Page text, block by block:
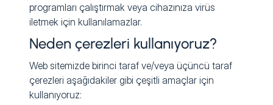
programları çalıştırmak veya cihazınıza virüs
iletmek için kullanılamazlar.
Neden çerezleri kullanıyoruz?
Web sitemizde birinci taraf ve/veya üçüncü taraf
çerezleri aşağıdakiler gibi çeşitli amaçlar için
kullanıyoruz: